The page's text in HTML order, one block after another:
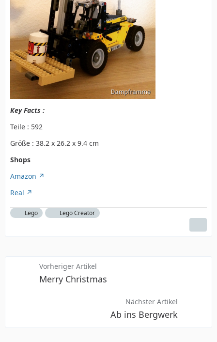
Key Facts :
Teile : 592
Größe : 38.2 x 26.2 x 9.4 cm
Shops
Amazon
Real
Lego Lego Creator
Vorheriger Artikel
Merry Christmas
Nächster Artikel
Ab ins Bergwerk